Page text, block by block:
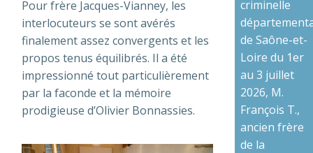
Pour frère Jacques-Vianney, les
interlocuteurs se sont avérés
finalement assez convergents et les
propos tenus équilibrés. Il a été
impressionné tout particulièrement
par la faconde et la mémoire
prodigieuse d’Olivier Bonnassies.
criminelle
de Saône-et-
Loire du 1er
au 3 juillet
2026, M.
François T.,
ancien frère
de la